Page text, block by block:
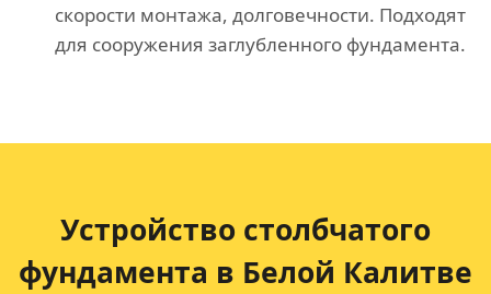
скорости монтажа, долговечности. Подходят
для сооружения заглубленного фундамента.
Устройство столбчатого
фундамента в Белой Калитве